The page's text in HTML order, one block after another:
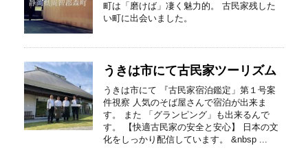
町は「磨けば」凄く魅力的。 古民家残した
い町に出会いました。
うきは市にて古民家ツーリズム
うきは市にて 『古民家宿泊鑑定」第１号案
件視察 人気のそば屋さんで宿泊が出来ま
す。 また 「グランピング」も出来るんで
す。 【快適古民家の安全と安心】 日本の文
化をしっかり配信しています。 &nbsp ...